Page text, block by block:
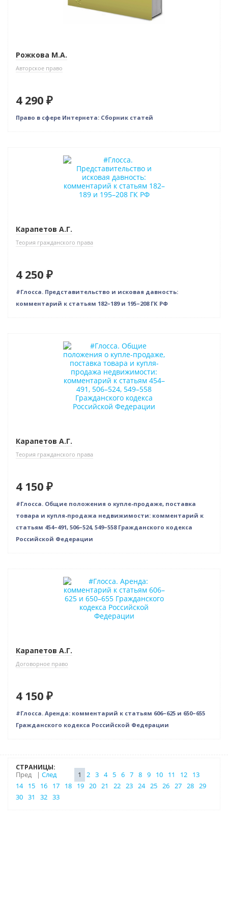
Рожкова М.А.
Авторское право
4 290 ₽
Право в сфере Интернета: Сборник статей
Карапетов А.Г.
Теория гражданского права
4 250 ₽
#Глосса. Представительство и исковая давность:
комментарий к статьям 182–189 и 195–208 ГК РФ
Карапетов А.Г.
Теория гражданского права
4 150 ₽
#Глосса. Общие положения о купле-продаже, поставка
товара и купля-продажа недвижимости: комментарий к
статьям 454–491, 506–524, 549–558 Гражданского кодекса
Российской Федерации
Карапетов А.Г.
Договорное право
4 150 ₽
#Глосса. Аренда: комментарий к статьям 606–625 и 650–655
Гражданского кодекса Российской Федерации
СТРАНИЦЫ:
Пред
| След 1 2 3 4 5 6 7 8 9 10 11 12
13
14
15 16 17 18 19 20 21 22 23 24 25 26 27 28 29
30 31 32 33